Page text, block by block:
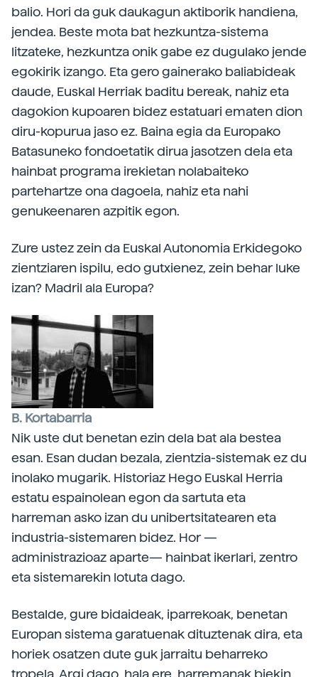
balio. Hori da guk daukagun aktiborik handiena,
jendea. Beste mota bat hezkuntza-sistema
litzateke, hezkuntza onik gabe ez dugulako jende
egokirik izango. Eta gero gainerako baliabideak
daude, Euskal Herriak baditu bereak, nahiz eta
dagokion kupoaren bidez estatuari ematen dion
diru-kopurua jaso ez. Baina egia da Europako
Batasuneko fondoetatik dirua jasotzen dela eta
hainbat programa irekietan nolabaiteko
partehartze ona dagoela, nahiz eta nahi
genukeenaren azpitik egon.
Zure ustez zein da Euskal Autonomia Erkidegoko
zientziaren ispilu, edo gutxienez, zein behar luke
izan? Madril ala Europa?
B. Kortabarria
Nik uste dut benetan ezin dela bat ala bestea
esan. Esan dudan bezala, zientzia-sistemak ez du
inolako mugarik. Historiaz Hego Euskal Herria
estatu espainolean egon da sartuta eta
harreman asko izan du unibertsitatearen eta
industria-sistemaren bidez. Hor —
administrazioaz aparte— hainbat ikerlari, zentro
eta sistemarekin lotuta dago.
Bestalde, gure bidaideak, iparrekoak, benetan
Europan sistema garatuenak dituztenak dira, eta
horiek osatzen dute guk jarraitu beharreko
tropela. Argi dago, hala ere, harremanak biekin